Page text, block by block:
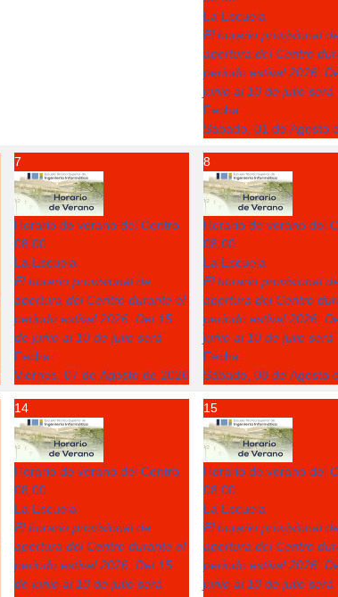
La Escuela
El horario provisional
apertura del Centro
periodo estival 2026:
junio al 10 de julio será
Fecha :
Sábado, 01 de Agosto
7
Horario de verano del Centro
08:00
La Escuela
El horario provisional de
apertura del Centro durante el
periodo estival 2026: Del 15
de junio al 10 de julio será
Fecha :
Viernes, 07 de Agosto de 2026
8
Horario de verano del
08:00
La Escuela
El horario provisional
apertura del Centro
periodo estival 2026:
junio al 10 de julio será
Fecha :
Sábado, 08 de Agosto
14
Horario de verano del Centro
08:00
La Escuela
El horario provisional de
apertura del Centro durante el
periodo estival 2026: Del 15
de junio al 10 de julio será
15
Horario de verano del
08:00
La Escuela
El horario provisional
apertura del Centro
periodo estival 2026:
junio al 10 de julio será